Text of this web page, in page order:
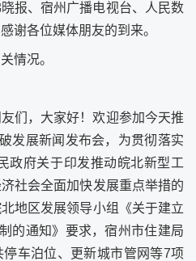
报、宿州广播电视台、人民数
谢各位媒体朋友的到来。
情况。
们，大家好！欢迎参加今天推
发展新闻发布会，为贯彻落实
政府关于印发推动皖北新型工
社会全面加快发展重点举措的
地区发展领导小组《关于建立
的通知》要求，宿州市住建局
车泊位、更新城市管网等7项